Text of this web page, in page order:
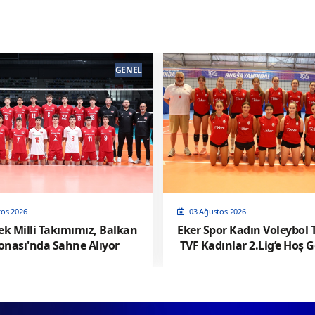
2026
Kadın Voleybol Takımı,
2.Lig’e Hoş Geldiniz
GENEL
02 Ağustos 2026
2026 FIVB Milletler Ligi
maçında Polonya 3-2 skorla ABD'